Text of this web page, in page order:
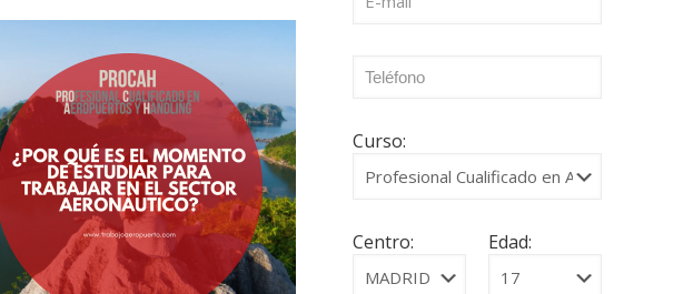
Curso:
Centro: Edad: